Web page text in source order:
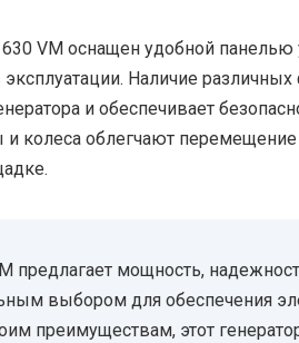
630 VM оснащен удобной панелью
Наличие
и обеспечивает
колеса облегчают перемещение
предлагает мощность,
выбором для обеспечения
преимуществам, этот